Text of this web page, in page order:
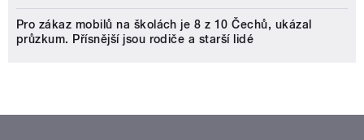
Pro zákaz mobilů na školách je 8 z 10 Čechů, ukázal
průzkum. Přísnější jsou rodiče a starší lidé